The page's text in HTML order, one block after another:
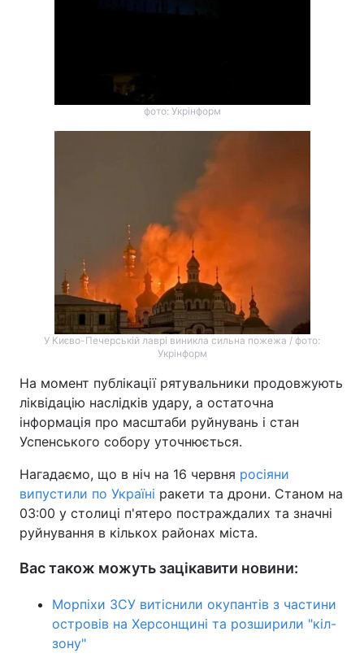
фото: Укрінформ
У Києво-Печерській лаврі виникла сильна пожежа / фото:
Укрінформ
На момент публікації рятувальники продовжують
ліквідацію наслідків удару, а остаточна
інформація про масштаби руйнувань і стан
Успенського собору уточнюється.
Нагадаємо, що в ніч на 16 червня росіяни
випустили по Україні ракети та дрони. Станом на
03:00 у столиці п'ятеро постраждалих та значні
руйнування в кількох районах міста.
Вас також можуть зацікавити новини:
Морпіхи ЗСУ витіснили окупантів з частини
островів на Херсонщині та розширили "кіл-
зону"